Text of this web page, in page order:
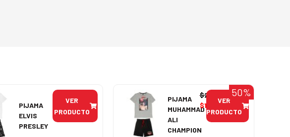
PIJAMA
ELVIS
PRESLEY
VER
PRODUCTO
50%
PIJAMA
MUHAMMAD
ALI
CHAMPION
$21.990
$10.995
VER
PRODUCTO